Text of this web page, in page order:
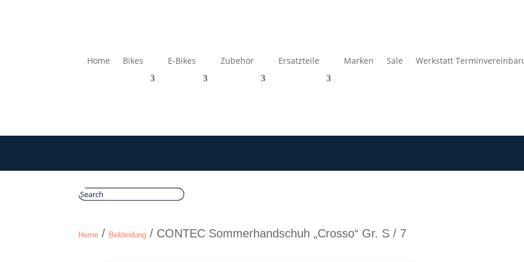
Home Bikes E-Bikes Zubehör Ersatzteile Marken Sale Werkstatt
Home / Bekleidung / CONTEC Sommerhandschuh „Crosso“ Gr. S / 7